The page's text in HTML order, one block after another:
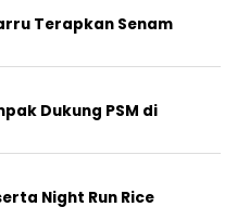
Terapkan Senam
Dukung PSM di
Night Run Rice